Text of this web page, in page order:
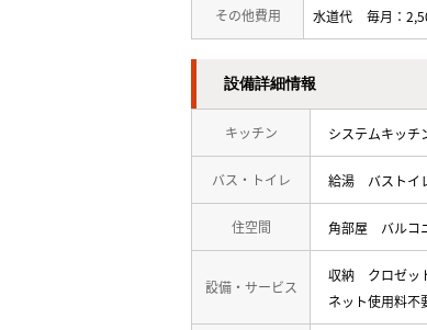
その他費用 水道代 毎月
設備詳細情報
キッチン システムキッチ
バス・トイレ 給湯 バストイ
住空間 角部屋 バルコ
設備・サービス
収納 クロゼッ
ネット使用料不